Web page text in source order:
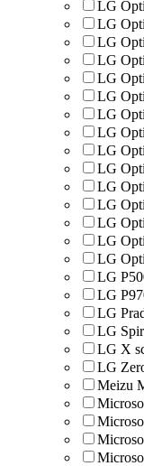
LG
LG
LG
LG
LG
LG
LG
LG
LG
LG
LG
LG
LG
LG
LG
LG
LG
LG
LG
LG X
LG
Meizu